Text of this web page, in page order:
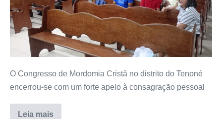
O Congresso de Mordomia Cristã no distrito do Tenoné
encerrou-se com um forte apelo à consagração pessoal
Leia mais